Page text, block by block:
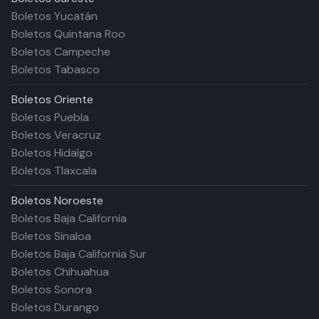
Boletos Yucatán
Boletos Quintana Roo
Boletos Campeche
Boletos Tabasco
Boletos Oriente
Boletos Puebla
Boletos Veracruz
Boletos Hidalgo
Boletos Tlaxcala
Boletos Noroeste
Boletos Baja California
Boletos Sinaloa
Boletos Baja California Sur
Boletos Chihuahua
Boletos Sonora
Boletos Durango